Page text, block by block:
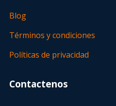
Blog
Términos y condiciones
Políticas de privacidad
Contactenos